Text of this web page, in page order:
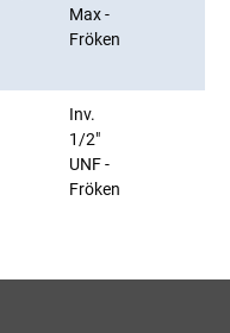
Max -
Fröken
Inv.
1/2"
UNF -
Fröken